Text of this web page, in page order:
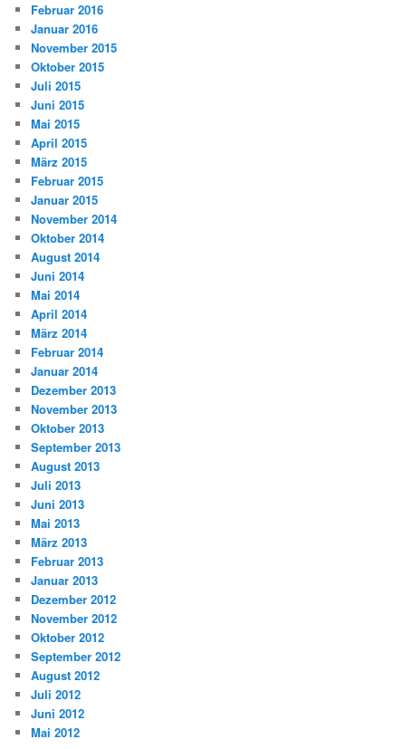
Februar 2016
Januar 2016
November 2015
Oktober 2015
Juli 2015
Juni 2015
Mai 2015
April 2015
März 2015
Februar 2015
Januar 2015
November 2014
Oktober 2014
August 2014
Juni 2014
Mai 2014
April 2014
März 2014
Februar 2014
Januar 2014
Dezember 2013
November 2013
Oktober 2013
September 2013
August 2013
Juli 2013
Juni 2013
Mai 2013
März 2013
Februar 2013
Januar 2013
Dezember 2012
November 2012
Oktober 2012
September 2012
August 2012
Juli 2012
Juni 2012
Mai 2012